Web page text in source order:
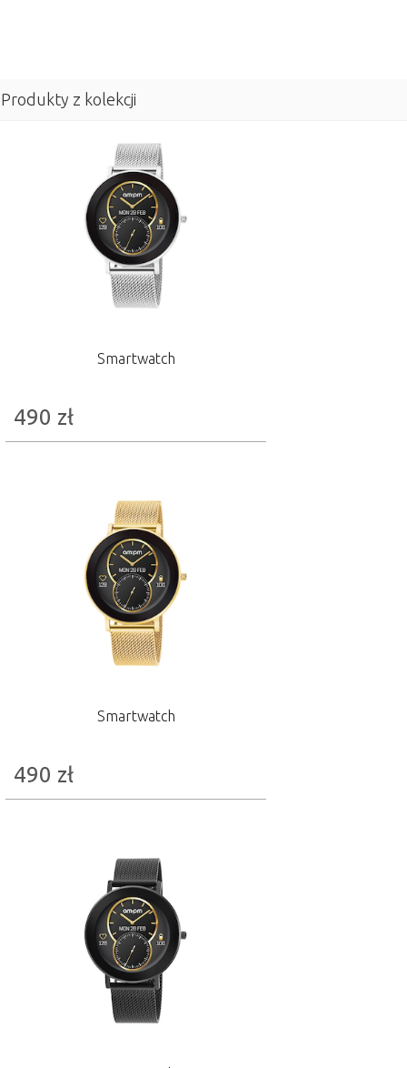
Produkty z kolekcji
Smartwatch
490 zł
Smartwatch
490 zł